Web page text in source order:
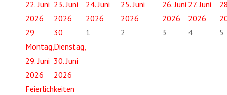
22. Juni
2026
23. Juni
2026
24. Juni
2026
25. Juni
2026
26. Juni
2026
27. Juni
2026
29
Montag,
29. Juni
2026
30
Dienstag,
30. Juni
2026
1 2 3 4 5
Feierlichkeiten